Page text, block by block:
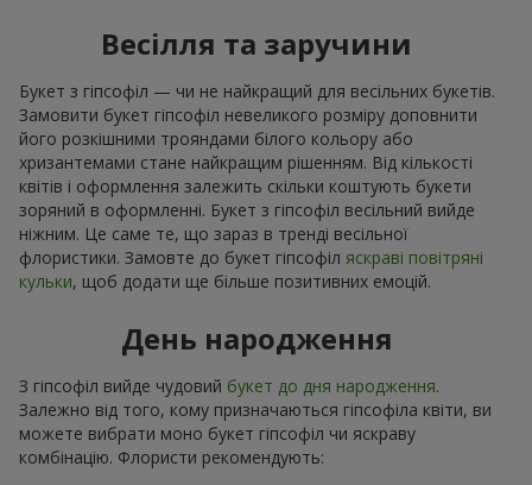
Весілля та заручини
Букет з гіпсофіл — чи не найкращий для весільних букетів.
Замовити букет гіпсофіл невеликого розміру доповнити
його розкішними трояндами білого кольору або
хризантемами стане найкращим рішенням. Від кількості
квітів і оформлення залежить скільки коштують букети
зоряний в оформленні. Букет з гіпсофіл весільний вийде
ніжним. Це саме те, що зараз в тренді весільної
флористики. Замовте до букет гіпсофіл яскраві повітряні
кульки, щоб додати ще більше позитивних емоцій.
День народження
З гіпсофіл вийде чудовий букет до дня народження.
Залежно від того, кому призначаються гіпсофіла квіти, ви
можете вибрати моно букет гіпсофіл чи яскраву
комбінацію. Флористи рекомендують: